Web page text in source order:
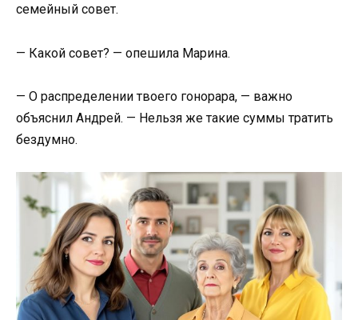
семейный совет.
— Какой совет? — опешила Марина.
— О распределении твоего гонорара, — важно
объяснил Андрей. — Нельзя же такие суммы тратить
бездумно.